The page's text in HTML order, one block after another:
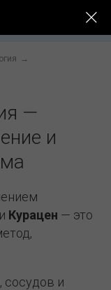
→
—
и
и Курацен — это
сосудов и